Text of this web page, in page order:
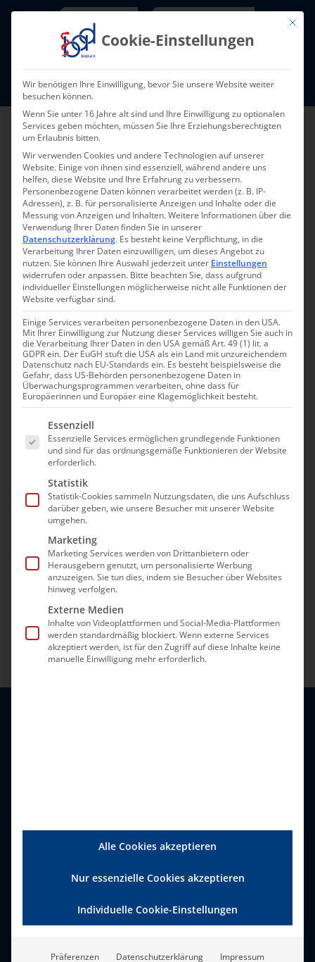
Skip
Fort- und Weiterbildung I Termine
Zugriff nur für bad-
Mitglieder
Benutzername oder E-Mail-Adresse
Passwort
Angemeldet bleiben
Passwort vergessen?
Sie sind noch kein Mitglied?
Dann können Sie sich hier registrieren.
Dienste und Stationäre
Einrichtungen (bad) e.V.
Mit
Cookie-Einstellungen
Wir benötigen Ihre Einwilligung, bevor Sie unsere Website weiter
besuchen können.
Wenn Sie unter 16 Jahre alt sind und Ihre Einwilligung zu optionalen
Services geben möchten, müssen Sie Ihre Erziehungsberechtigten
um Erlaubnis bitten.
Wir verwenden Cookies und andere Technologien auf unserer
Website. Einige von ihnen sind essenziell, während andere uns
helfen, diese Website und Ihre Erfahrung zu verbessern.
Personenbezogene Daten können verarbeitet werden (z. B. IP-
Adressen), z. B. für personalisierte Anzeigen und Inhalte oder die
Messung von Anzeigen und Inhalten.Weitere Informationen über die
Verwendung Ihrer Daten finden Sie in unserer
Datenschutzerklärung. Es besteht keine Verpflichtung, in die
Verarbeitung Ihrer Daten einzuwilligen, um dieses Angebot zu
nutzen.Sie können Ihre Auswahl jederzeit unter Einstellungen
widerrufen oder anpassen. Bitte beachten Sie, dass aufgrund
individueller Einstellungen möglicherweise nicht alle Funktionen der
Website verfügbar sind.
Einige Services verarbeiten personenbezogene Daten in den USA.
Mit Ihrer Einwilligung zur Nutzung dieser Services willigen Sie auch in
die Verarbeitung Ihrer Daten in den USA gemäß Art. 49 (1) lit. a
GDPR ein. Der EuGH stuft die USA als ein Land mit unzureichendem
Datenschutz nach EU-Standards ein. Es besteht beispielsweise die
Gefahr, dass US-Behörden personenbezogene Daten in
Überwachungsprogrammen verarbeiten, ohne dass für
Europäerinnen und Europäer eine Klagemöglichkeit besteht.
Es folgt eine Liste der Service-Gruppen, für die
Essenziell
Essenzielle Services ermöglichen grundlegende Funktionen
und sind für das ordnungsgemäße Funktionieren der Website
erforderlich.
Statistik
Statistik-Cookies sammeln Nutzungsdaten, die uns Aufschluss
darüber geben, wie unsere Besucher mit unserer Website
umgehen.
Marketing
Marketing Services werden von Drittanbietern oder
Herausgebern genutzt, um personalisierte Werbung
anzuzeigen. Sie tun dies, indem sie Besucher über Websites
hinweg verfolgen.
Externe Medien
Inhalte von Videoplattformen und Social-Media-Plattformen
werden standardmäßig blockiert. Wenn externe Services
akzeptiert werden, ist für den Zugriff auf diese Inhalte keine
manuelle Einwilligung mehr erforderlich.
Alle Cookies akzeptieren
Nur essenzielle Cookies akzeptieren
Individuelle Cookie-Einstellungen
Präferenzen Datenschutzerklärung Impressum